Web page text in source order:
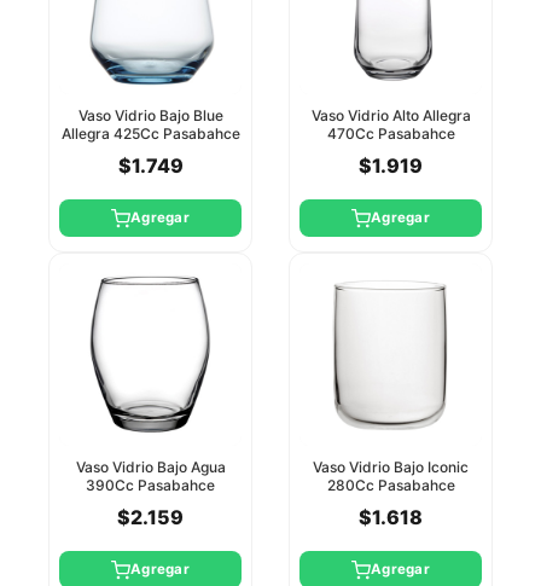
Vaso Vidrio Bajo Blue
Allegra 425Cc Pasabahce
$1.749
Agregar
Vaso Vidrio Alto Allegra
470Cc Pasabahce
$1.919
Agregar
Vaso Vidrio Bajo Agua
390Cc Pasabahce
$2.159
Agregar
Vaso Vidrio Bajo Iconic
280Cc Pasabahce
$1.618
Agregar